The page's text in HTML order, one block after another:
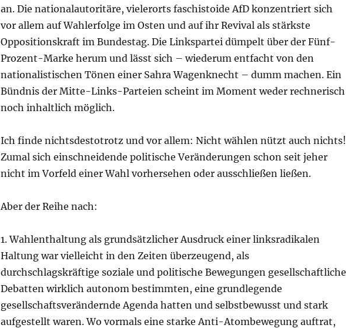
an. Die nationalautoritäre, vielerorts faschistoide AfD konzentriert sich
vor allem auf Wahlerfolge im Osten und auf ihr Revival als stärkste
Oppositionskraft im Bundestag. Die Linkspartei dümpelt über der Fünf-
Prozent-Marke herum und lässt sich – wiederum entfacht von den
nationalistischen Tönen einer Sahra Wagenknecht – dumm machen. Ein
Bündnis der Mitte-Links-Parteien scheint im Moment weder rechnerisch
noch inhaltlich möglich.
Ich finde nichtsdestotrotz und vor allem: Nicht wählen nützt auch nichts!
Zumal sich einschneidende politische Veränderungen schon seit jeher
nicht im Vorfeld einer Wahl vorhersehen oder ausschließen ließen.
Aber der Reihe nach:
1. Wahlenthaltung als grundsätzlicher Ausdruck einer linksradikalen
Haltung war vielleicht in den Zeiten überzeugend, als
durchschlagskräftige soziale und politische Bewegungen gesellschaftliche
Debatten wirklich autonom bestimmten, eine grundlegende
gesellschaftsverändernde Agenda hatten und selbstbewusst und stark
aufgestellt waren. Wo vormals eine starke Anti-Atombewegung auftrat,